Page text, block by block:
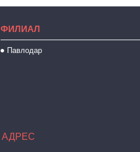
ФИЛИАЛ
Павлодар